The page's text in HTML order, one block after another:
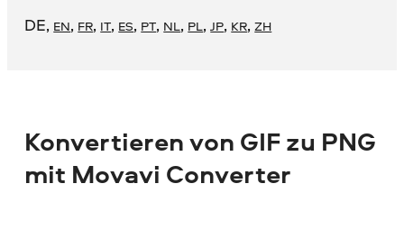
DE, EN, FR, IT, ES, PT, NL, PL,JP, KR,ZH
Konvertieren von GIF zu PNG
mit Movavi Converter